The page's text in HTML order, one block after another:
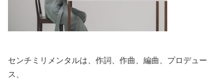
センチミリメンタルは、作詞、作曲、編曲、プロデュー
ス、